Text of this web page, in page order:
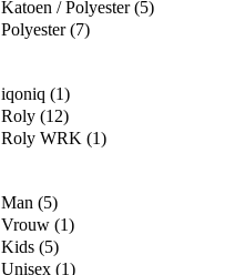
Katoen / Polyester (5)
Polyester (7)
iqoniq (1)
Roly (12)
Roly WRK (1)
Man (5)
Vrouw (1)
Kids (5)
Unisex (1)